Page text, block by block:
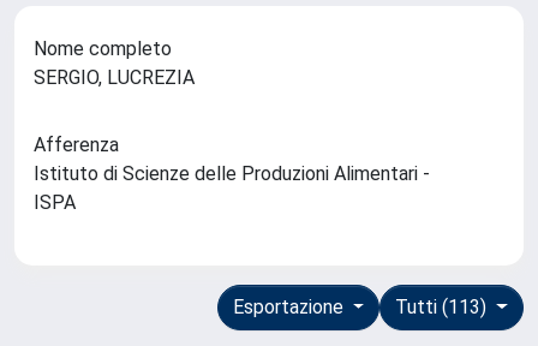
Nome completo
SERGIO, LUCREZIA
Afferenza
Istituto di Scienze delle Produzioni Alimentari -
ISPA
Tutti (113)
Esportazione